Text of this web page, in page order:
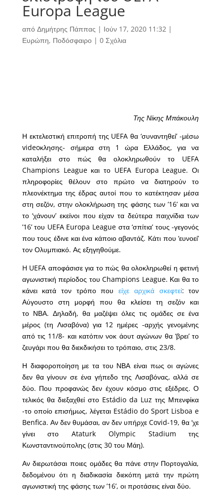
Europa League
από Δημήτρης Πάππας | Ιούν 17, 2020 11:32|
Ευρώπη, Ποδόσφαιρο| 0 Σχόλια
Της Νίκης Μπάκουλη
Η εκτελεστική επιτροπή της UEFA θα ‘συναντηθεί’ -μέσω
videoκλησης- σήμερα στη 1 ώρα Ελλάδος, για να
καταλήξει στο πώς θα ολοκληρωθούν το UEFA
Champions League και το UEFA Europa League. Οι
πληροφορίες θέλουν στο πρώτο να διατηρούν το
πλεονέκτημα της έδρας αυτοί που το κατέκτησαν μέσα
στη σεζόν, στην ολοκλήρωση της φάσης των ’16’ και να
το ‘χάνουν’ εκείνοι που είχαν τα δεύτερα παιχνίδια των
’16’ του UEFA Europa League στα ‘σπίτια’ τους -γεγονός
που τους έδινε και ένα κάποιο αβαντάζ. Κάτι που ‘ευνοεί’
τον Ολυμπιακό. Ας εξηγηθούμε.
H UEFA αποφάσισε για το πώς θα ολοκληρωθεί η φετινή
αγωνιστική περίοδος του Champions League. Και θα το
κάνει κατά τον τρόπο που είχε αρχικά σκεφτεί: τον
Αύγουστο στη μορφή που θα κλείσει τη σεζόν και
το ΝΒΑ. Δηλαδή, θα μαζέψει όλες τις ομάδες σε ένα
μέρος (τη Λισαβόνα) για 12 ημέρες -αρχής γενομένης
από τις 11/8- και κατόπιν νοκ άουτ αγώνων θα ‘βρει’ το
ζευγάρι που θα διεκδικήσει το τρόπαιο, στις 23/8.
Η διαφοροποίηση με τα του ΝΒΑ είναι πως οι αγώνες
δεν θα γίνουν σε ένα γήπεδο της Λισαβόνας, αλλά σε
δύο. Που προφανώς δεν έχουν κόσμο στις εξέδρες. Ο
τελικός θα διεξαχθεί στο Estádio da Luz της Μπενφίκα
-το οποίο επισήμως, λέγεται Estádio do Sport Lisboa e
Benfica. Αν δεν θυμάσαι, αν δεν υπήρχε Covid-19, θα ‘χε
γίνει στο Ataturk Olympic Stadium της
Κωνσταντινούπολης (στις 30 του Μάη).
Αν διερωτάσαι ποιες ομάδες θα πάνε στην Πορτογαλία,
δεδομένου ότι η διαδικασία διεκόπη μετά την πρώτη
αγωνιστική της φάσης των ’16’, οι προτάσεις είναι δύο.